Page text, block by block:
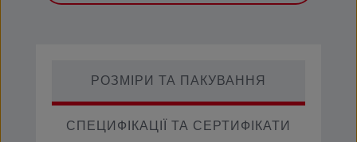
РОЗМІРИ ТА ПАКУВАННЯ
СПЕЦИФІКАЦІЇ ТА СЕРТИФІКАТИ